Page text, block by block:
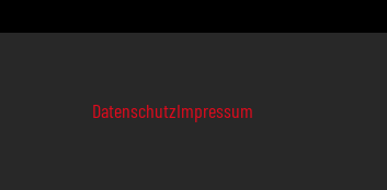
DatenschutzImpressum